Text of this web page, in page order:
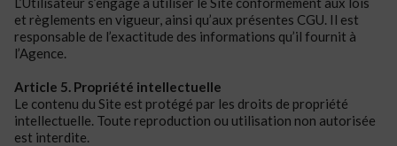
et règlements en vigueur, ainsi qu’aux présentes CGU. Il est
responsable de l’exactitude des informations qu’il fournit à
l’Agence.
Article 5. Propriété intellectuelle
Le contenu du Site est protégé par les droits de propriété
intellectuelle. Toute reproduction ou utilisation non autorisée
est interdite.